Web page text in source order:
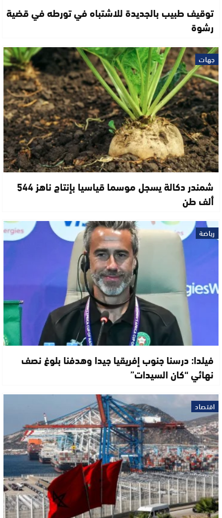
توقيف طبيب بالجديدة للاشتباه في تورطه في قضية
رشوة
جهات
شمندر دكالة يسجل موسما قياسيا بإنتاج ناهز 544
ألف طن
رياضة
فيلدا: درسنا جنوب إفريقيا جيدا وهدفنا بلوغ نصف
نهائي “كان السيدات”
اقتصاد